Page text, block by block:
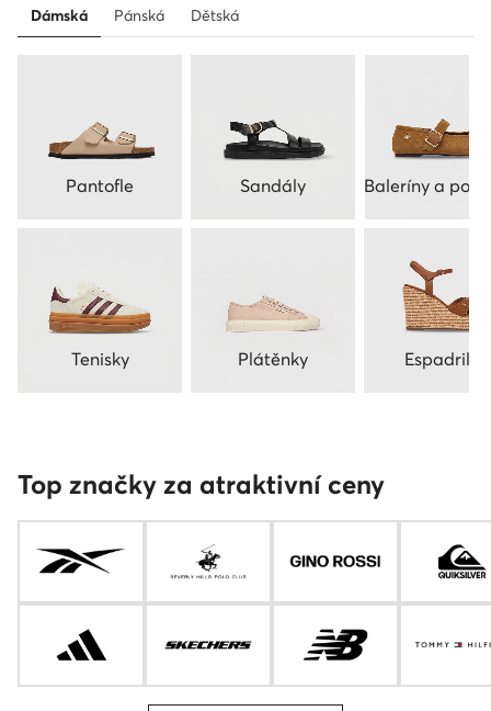
Dámská Pánská Dětská
Pantofle
Tenisky
Sandály
Plátěnky
Baleríny a
Espadrilky
Top značky za atraktivní ceny